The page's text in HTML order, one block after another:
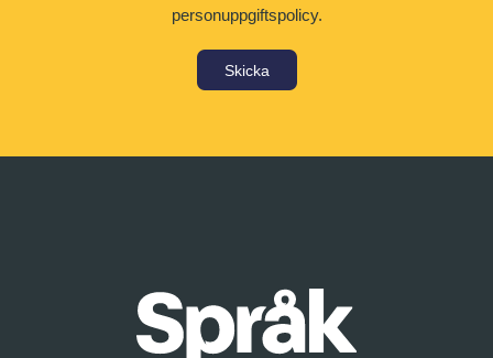
personuppgiftspolicy.
Skicka